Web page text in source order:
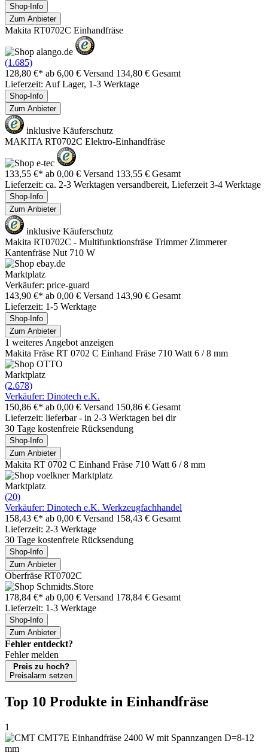
Shop-Info
Zum Anbieter
Makita RT0702C Einhandfräse
(1.685)
128,80 €* ab 6,00 € Versand 134,80 € Gesamt
Lieferzeit: Auf Lager, 1-3 Werktage
Shop-Info
Zum Anbieter
inklusive Käuferschutz
MAKITA RT0702C Elektro-Einhandfräse
133,55 €* ab 0,00 € Versand 133,55 € Gesamt
Lieferzeit: ca. 2-3 Werktagen versandbereit, Lieferzeit 3-4 Werktage
Shop-Info
Zum Anbieter
inklusive Käuferschutz
Makita RT0702C - Multifunktionsfräse Trimmer Zimmerer
Kantenfräse Nut 710 W
Marktplatz
Verkäufer: price-guard
143,90 €* ab 0,00 € Versand 143,90 € Gesamt
Lieferzeit: 1-5 Werktage
Shop-Info
Zum Anbieter
1 weiteres Angebot anzeigen
Makita Fräse RT 0702 C Einhand Fräse 710 Watt 6 / 8 mm
Marktplatz
(2.678)
Verkäufer: Dinotech e.K.
150,86 €* ab 0,00 € Versand 150,86 € Gesamt
Lieferzeit: lieferbar - in 2-3 Werktagen bei dir
30 Tage kostenfreie Rücksendung
Shop-Info
Zum Anbieter
Makita RT 0702 C Einhand Fräse 710 Watt 6 / 8 mm
Marktplatz
(20)
Verkäufer: Dinotech e.K. Werkzeugfachhandel
158,43 €* ab 0,00 € Versand 158,43 € Gesamt
Lieferzeit: 2-3 Werktage
30 Tage kostenfreie Rücksendung
Shop-Info
Zum Anbieter
Oberfräse RT0702C
178,84 €* ab 0,00 € Versand 178,84 € Gesamt
Lieferzeit: 1-3 Werktage
Shop-Info
Zum Anbieter
Fehler entdeckt?
Fehler melden
Preis zu hoch?
Preisalarm setzen
Top 10 Produkte in Einhandfräse
1